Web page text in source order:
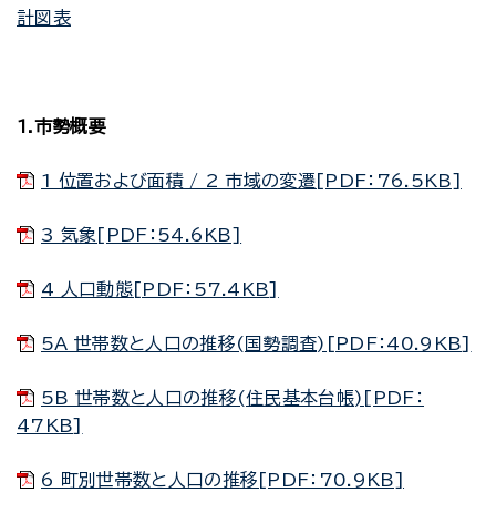
計図表
1.市勢概要
1 位置および面積 / 2 市域の変遷[PDF：76.5KB]
3 気象[PDF：54.6KB]
4 人口動態[PDF：57.4KB]
5A 世帯数と人口の推移(国勢調査)[PDF：40.9KB]
5B 世帯数と人口の推移(住民基本台帳)[PDF：
47KB]
6 町別世帯数と人口の推移[PDF：70.9KB]